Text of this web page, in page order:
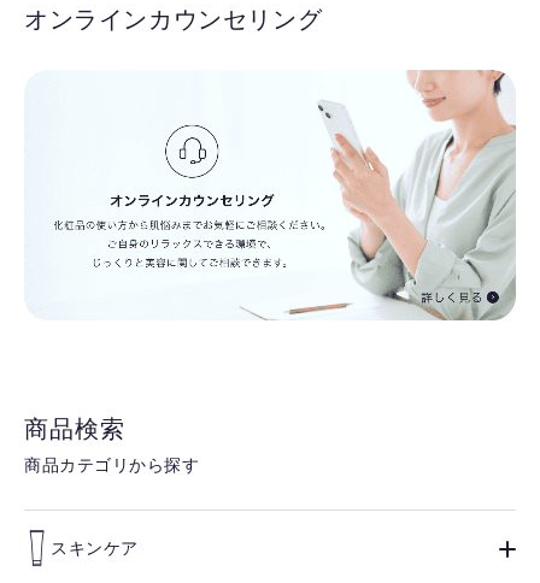
オンラインカウンセリング
商品検索
商品カテゴリから探す
スキンケア